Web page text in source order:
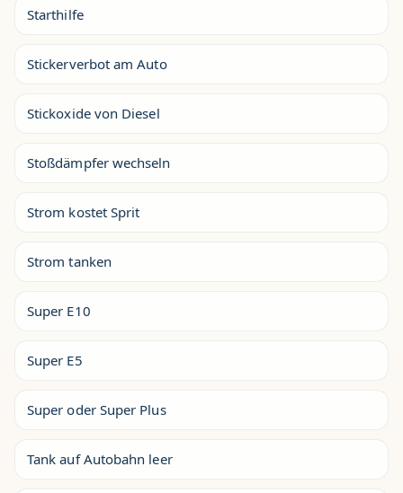
Starthilfe
Stickerverbot am Auto
Stickoxide von Diesel
Stoßdämpfer wechseln
Strom kostet Sprit
Strom tanken
Super E10
Super E5
Super oder Super Plus
Tank auf Autobahn leer